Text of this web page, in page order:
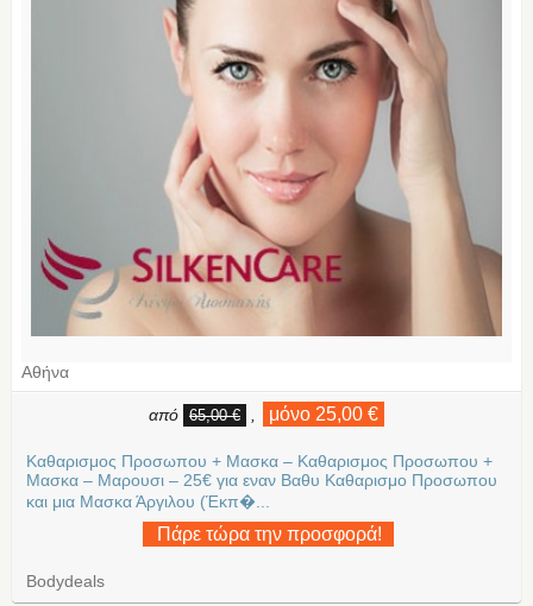
Αθήνα
από 65,00 € μόνο 25,00 €
Καθαρισμος Προσωπου + Μασκα – Καθαρισμος Προσωπου +
Μασκα – Μαρουσι – 25€ για εναν Βαθυ Καθαρισμο Προσωπου
και μια Mασκα Άργιλου (Έκπ�...
Πάρε τώρα την προσφορά!
Bodydeals